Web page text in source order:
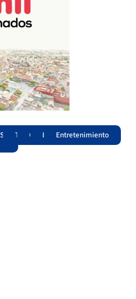
SeguridadTrámites
OpiniónLomitosEntretenimiento